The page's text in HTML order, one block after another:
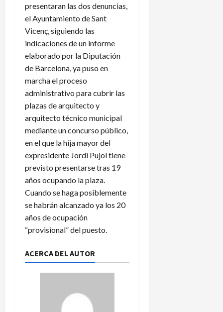
presentaran las dos denuncias,
el Ayuntamiento de Sant
Vicenç, siguiendo las
indicaciones de un informe
elaborado por la Diputación
de Barcelona, ​​ya puso en
marcha el proceso
administrativo para cubrir las
plazas de arquitecto y
arquitecto técnico municipal
mediante un concurso público,
en el que la hija mayor del
expresidente Jordi Pujol tiene
previsto presentarse tras 19
años ocupando la plaza.
Cuando se haga posiblemente
se habrán alcanzado ya los 20
años de ocupación
“provisional” del puesto.
ACERCA DEL AUTOR